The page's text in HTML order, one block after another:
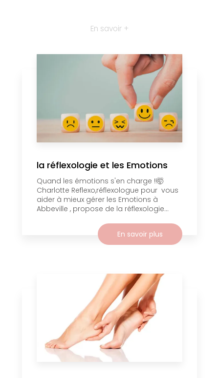
En savoir +
la réflexologie et les Emotions
Quand les émotions s'en charge !!🤯
Charlotte Reflexo,réflexologue pour vous
aider à mieux gérer les Emotions à
Abbeville , propose de la réflexologie...
En savoir plus